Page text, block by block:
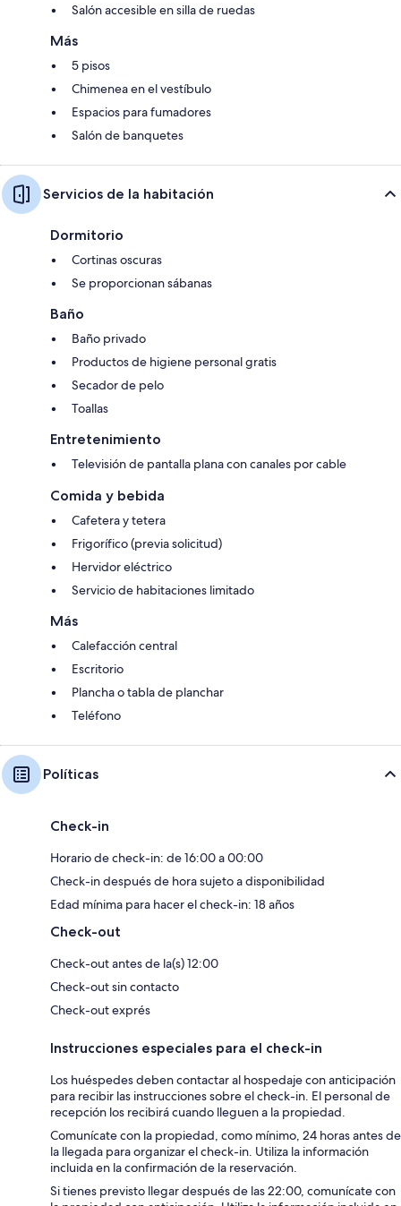
Salón accesible en silla de ruedas
Más
5 pisos
Chimenea en el vestíbulo
Espacios para fumadores
Salón de banquetes
Servicios de la habitación
Dormitorio
Cortinas oscuras
Se proporcionan sábanas
Baño
Baño privado
Productos de higiene personal gratis
Secador de pelo
Toallas
Entretenimiento
Televisión de pantalla plana con canales por cable
Comida y bebida
Cafetera y tetera
Frigorífico (previa solicitud)
Hervidor eléctrico
Servicio de habitaciones limitado
Más
Calefacción central
Escritorio
Plancha o tabla de planchar
Teléfono
Políticas
Check-in
Horario de check-in: de 16:00 a 00:00
Check-in después de hora sujeto a disponibilidad
Edad mínima para hacer el check-in: 18 años
Check-out
Check-out antes de la(s) 12:00
Check-out sin contacto
Check-out exprés
Instrucciones especiales para el check-in
Los huéspedes deben contactar al hospedaje con anticipación
para recibir las instrucciones sobre el check-in. El personal de
recepción los recibirá cuando lleguen a la propiedad.
Comunícate con la propiedad, como mínimo, 24 horas antes de
la llegada para organizar el check-in. Utiliza la información
incluida en la confirmación de la reservación.
Si tienes previsto llegar después de las 22:00, comunícate con